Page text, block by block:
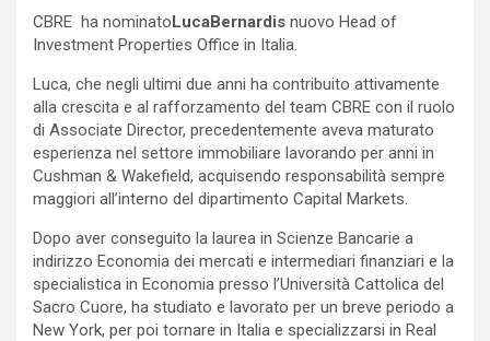
CBRE ha nominatoLucaBernardis nuovo Head of
Investment Properties Office in Italia.
Luca, che negli ultimi due anni ha contribuito attivamente
alla crescita e al rafforzamento del team CBRE con il ruolo
di Associate Director, precedentemente aveva maturato
esperienza nel settore immobiliare lavorando per anni in
Cushman & Wakefield, acquisendo responsabilità sempre
maggiori all’interno del dipartimento Capital Markets.
Dopo aver conseguito la laurea in Scienze Bancarie a
indirizzo Economia dei mercati e intermediari finanziari e la
specialistica in Economia presso l’Università Cattolica del
Sacro Cuore, ha studiato e lavorato per un breve periodo a
New York, per poi tornare in Italia e specializzarsi in Real